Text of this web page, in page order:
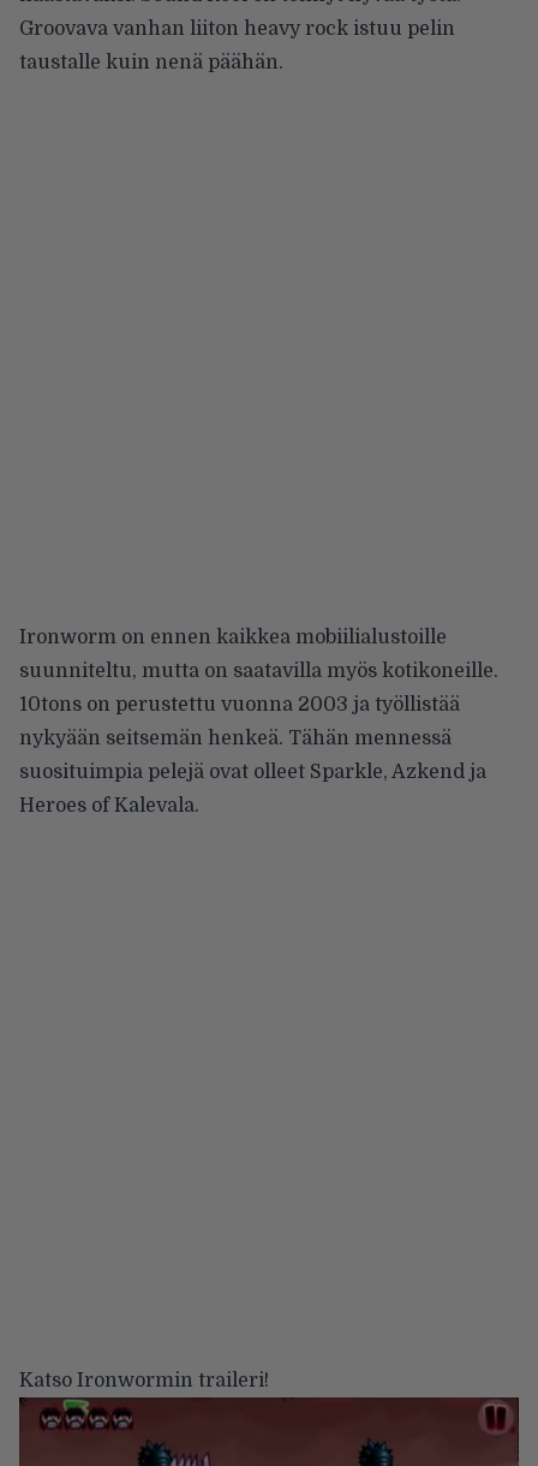
Groovava vanhan liiton heavy rock istuu pelin
taustalle kuin nenä päähän.
Ironworm on ennen kaikkea mobiilialustoille
suunniteltu, mutta on saatavilla myös kotikoneille.
10tons on perustettu vuonna 2003 ja työllistää
nykyään seitsemän henkeä. Tähän mennessä
suosituimpia pelejä ovat olleet Sparkle, Azkend ja
Heroes of Kalevala.
Katso Ironwormin traileri!